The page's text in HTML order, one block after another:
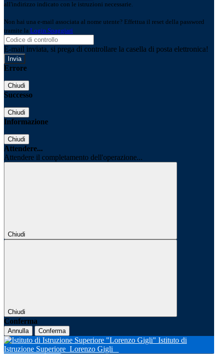
all'indirizzo indicato con le istruzioni necessarie.
Non hai una e-mail associata al nome utente? Effettua il reset della password
tramite la Login Spaggiari
E-mail inviata, si prega di controllare la casella di posta elettronica!
Errore
Chiudi
Successo
Chiudi
Informazione
Chiudi
Attendere...
Attendere il completamento dell'operazione...
Chiudi
Chiudi
Conferma
Annulla Conferma
Istituto di
Istruzione Superiore Lorenzo Gigli